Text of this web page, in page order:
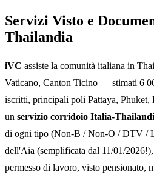
Servizi Visto e
Thailandia
iVC assiste la comunità italiana in
Vaticano, Canton Ticino — stimati 6
iscritti, principali poli Pattaya,
un servizio corridoio Italia-
di ogni tipo (Non-B / Non-O / DTV /
dell'Aia (semplificata dal 11/01/
permesso di lavoro, visto pensionato,